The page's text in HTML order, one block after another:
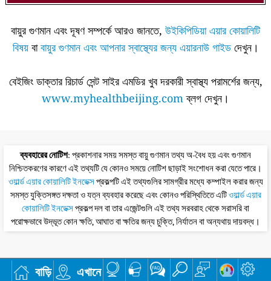
বায়ুর গুণমান এবং দূষণ সম্পর্কে আরও জানতে, উইকিপিডিয়া এয়ার কোয়ালিটি
বিষয়বাবায়ুর গুণমান এবং আপনার স্বাস্থ্যের জন্য এয়ারনাউ গাইডদেখুন।
বেইজিং ডাক্তার রিচার্ড সেন্ট সাইর এমডির খুব দরকারী স্বাস্থ্য পরামর্শের জন্য,
www.myhealthbeijing.com ব্লগ দেখুন।
ব্যবহারের নোটিশ: প্রকাশনার সময় সমস্ত বায়ু গুণমান তথ্য অ-বৈধ হয় এবং গুণমান
নিশ্চিতকরণের কারণে এই তথ্যটি যে কোনও সময়ে নোটিশ ছাড়াই সংশোধন করা যেতে পারে।
ওয়ার্ল্ড এয়ার কোয়ালিটি ইনডেক্সপ্রকল্পটি এই তথ্যগুলির সামগ্রীর মধ্যে কম্পাইল করার জন্য
সমস্ত যুক্তিসঙ্গত দক্ষতা ও যত্ন ব্যবহার করেছে এবং কোনও পরিস্থিতিতে এটিওয়ার্ল্ড এয়ার
কোয়ালিটি ইনডেক্সপ্রকল্প দল বা তার এজেন্টগুলি এই তথ্য সরবরাহ থেকে সরাসরি বা
পরোক্ষভাবে উদ্ভূত কোন ক্ষতি, আঘাত বা ক্ষতির জন্য চুক্তি, নির্যাতন বা অন্যথায় দায়বদ্ধ।
বাড়ি এখানে